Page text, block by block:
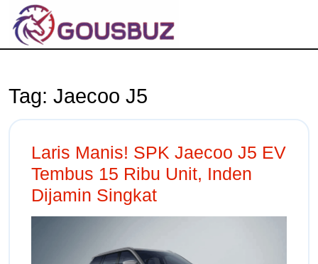
Tag: Jaecoo J5
Laris Manis! SPK Jaecoo J5 EV
Tembus 15 Ribu Unit, Inden
Dijamin Singkat